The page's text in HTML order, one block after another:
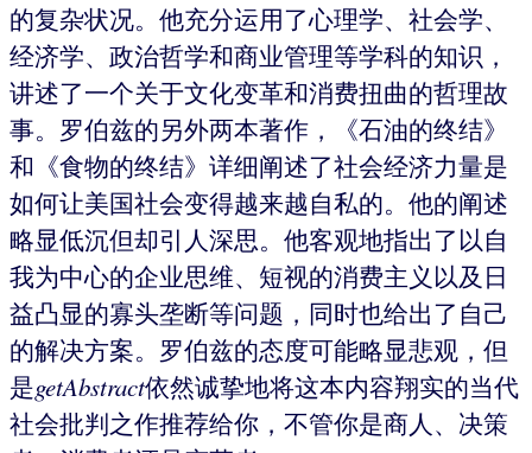
的复杂状况。他充分运用了心理学、社会学、
经济学、政治哲学和商业管理等学科的知识，
讲述了一个关于文化变革和消费扭曲的哲理故
事。罗伯兹的另外两本著作，《石油的终结》
和《食物的终结》详细阐述了社会经济力量是
如何让美国社会变得越来越自私的。他的阐述
略显低沉但却引人深思。他客观地指出了以自
我为中心的企业思维、短视的消费主义以及日
益凸显的寡头垄断等问题，同时也给出了自己
的解决方案。罗伯兹的态度可能略显悲观，但
是getAbstract依然诚挚地将这本内容翔实的当代
社会批判之作推荐给你，不管你是商人、决策